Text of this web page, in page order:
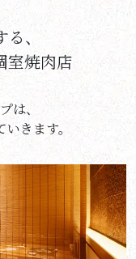
、
室焼肉店
は、
きます。